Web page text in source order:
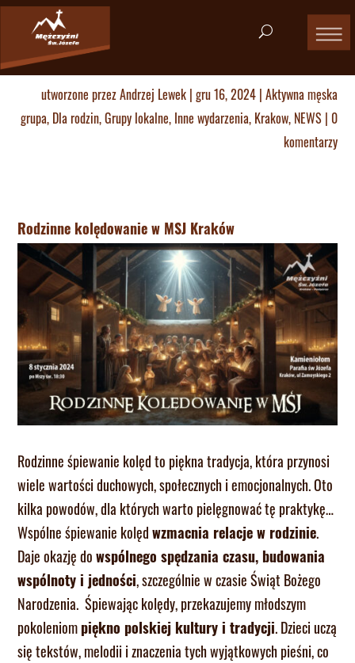
utworzone przezAndrzej Lewek| gru 16, 2024| Aktywna męska
grupa, Dla rodzin,Grupy lokalne, Inne wydarzenia, Krakow, NEWS| 0
komentarzy
Rodzinne kolędowanie w MSJ Kraków
Rodzinne śpiewanie kolęd to piękna tradycja, która przynosi
wiele wartości duchowych, społecznych i emocjonalnych. Oto
kilka powodów, dla których warto pielęgnować tę praktykę…
Wspólne śpiewanie kolędwzmacnia relacje w rodzinie.
Daje okazję dowspólnego spędzania czasu, budowania
wspólnoty i jedności, szczególnie w czasie Świąt Bożego
Narodzenia. Śpiewając kolędy, przekazujemy młodszym
pokoleniompiękno polskiej kultury i tradycji. Dzieci uczą
się tekstów, melodii i znaczenia tych wyjątkowych pieśni, co